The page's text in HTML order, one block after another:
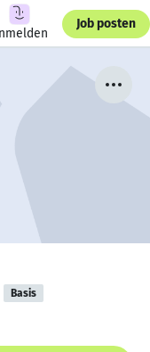
Job posten
Basis